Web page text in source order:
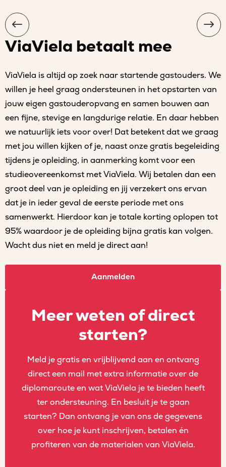
ViaViela betaalt mee
ViaViela is altijd op zoek naar startende gastouders. We
willen je heel graag ondersteunen in het opstarten van
jouw eigen gastouderopvang en samen bouwen aan
een fijne, stevige en langdurige relatie. En daar hebben
we natuurlijk iets voor over! Dat betekent dat we graag
met jou willen kijken of je, naast onze gratis begeleiding
tijdens je opleiding, in aanmerking komt voor een
studieovereenkomst met ViaViela. Wij betalen dan een
groot deel van je opleiding en jij verzekert ons ervan
dat je in ieder geval de eerste periode met ons
samenwerkt. Hierdoor kan je totale korting oplopen tot
95% waardoor je de opleiding bijna gratis kan volgen.
Wacht dus niet en meld je direct aan!
Aanmelden
Meer weten of direct
starten?
Meld je gratis en vrijblijvend aan en ontvang
direct een mail met extra informatie over de
diplomaroute en wat ViaViela je te bieden heeft
ter ondersteuning. En besluit je te gaan
starten? Dan ontvang je van ons de gegevens
over hoe je kunt inschrijven, betalen én
profiteren van de materialen van ViaViela.